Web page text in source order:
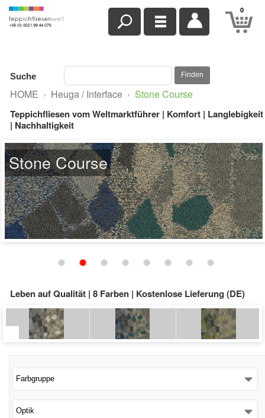
0
Suche Finden
HOME › Heuga / Interface › Stone Course
Teppichfliesen vom Weltmarktführer | Komfort | Langlebigkeit
| Nachhaltigkeit
Stone Course
8343002 Teal/stone
Leben auf Qualität | 8 Farben | Kostenlose Lieferung (DE)
Farbgruppe
Optik